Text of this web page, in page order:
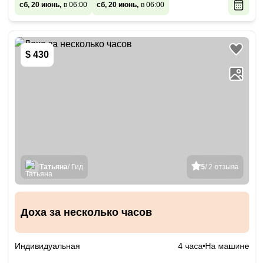
сб, 20 июнь, в 06:00 сб, 20 июнь, в 06:00
$ 430
5/ 2 отзыва
Татьяна/ Гид
Доха за несколько часов
Индивидуальная 4 часа На машине